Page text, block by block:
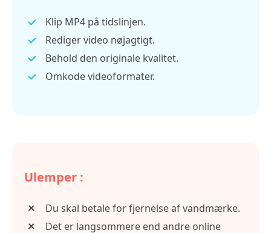
Klip MP4 på tidslinjen.
Rediger video nøjagtigt.
Behold den originale kvalitet.
Omkode videoformater.
Ulemper :
Du skal betale for fjernelse af vandmærke.
Det er langsommere end andre online